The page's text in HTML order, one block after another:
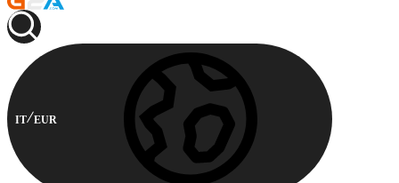
IT EUR